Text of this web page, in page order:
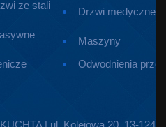
ze stali
Drzwi medyczne
Maszyny
Odwodnienia
| ul. Kolejowa 20, 13-124